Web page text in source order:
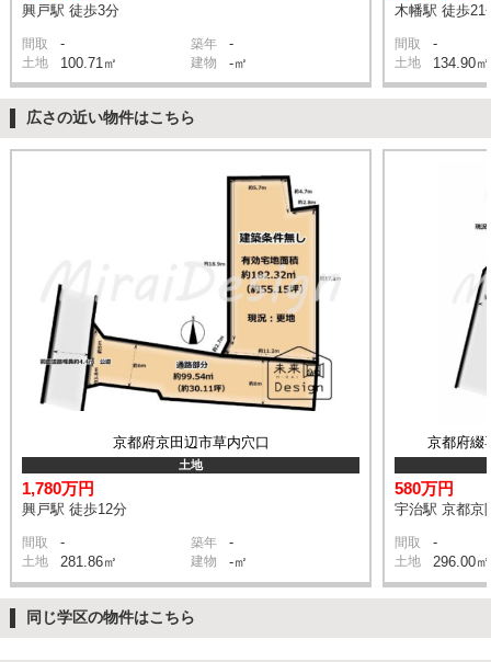
興戸駅 徒歩3分
間取 - 築年 -
土地 100.71㎡ 建物 -㎡
木幡駅 徒歩21
間取 -
土地 134.90㎡
広さの近い物件はこちら
京都府京田辺市草内穴口
土地
1,780万円
興戸駅 徒歩12分
間取 - 築年 -
土地 281.86㎡ 建物 -㎡
京都府綴
580万円
宇治駅 京都京
間取 -
土地 296.00㎡
同じ学区の物件はこちら